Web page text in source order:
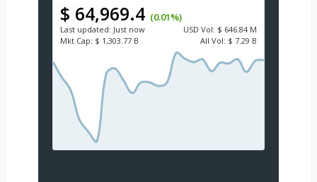
$ 64,969.4 (0.01%)
Last updated: Just now USD Vol: $ 646.84 M
Mkt Cap: $ 1,303.77 B All Vol: $ 7.29 B